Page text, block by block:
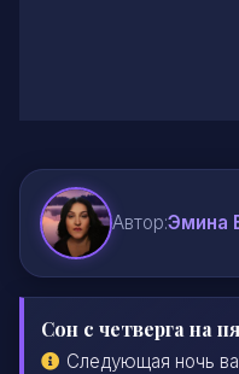
Автор:Эмина
Сон с четверга на
Следующая ночь